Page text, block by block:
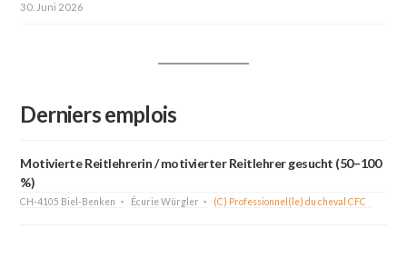
30. Juni 2026
Derniers emplois
Motivierte Reitlehrerin / motivierter Reitlehrer gesucht (50–100
%)
CH-4105 Biel-Benken Écurie Würgler (C) Professionnel(le) du cheval CFC